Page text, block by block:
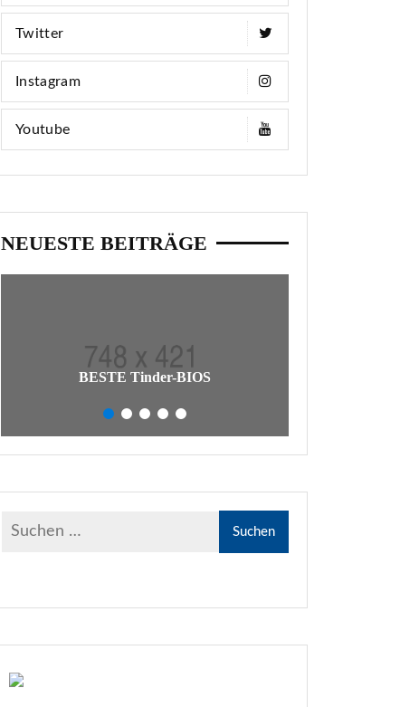
Twitter
Instagram
Youtube
NEUESTE BEITRÄGE
BESTE Tinder-BIOS